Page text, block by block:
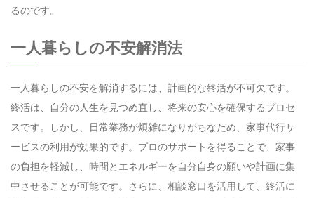
るのです。
一人暮らしの不安解消法
一人暮らしの不安を解消するには、計画的な終活が不可欠です。
終活は、自分の人生を見つめ直し、将来の安心を確保するプロセ
スです。しかし、日常業務が煩雑になりがちなため、家事代行サ
ービスの利用が効果的です。プロのサポートを得ることで、家事
の負担を軽減し、時間とエネルギーを自分自身の願いや計画に集
中させることが可能です。さらに、相談窓口を活用して、終活に